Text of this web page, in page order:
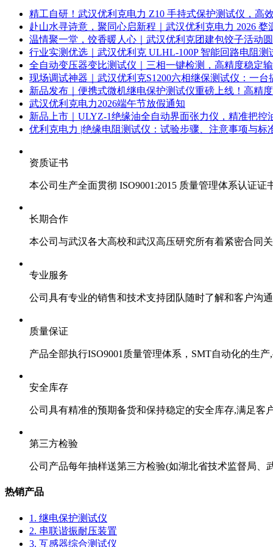
精工自研！武汉优利克电力 Z10 手持式保护测试仪，高
赴山水寻诗意，聚同心启新程｜武汉优利克电力 2026 婺
温情聚一堂，饺香暖人心｜武汉优利克团建包饺子活动
行业实测优选｜武汉优利克 ULHL-100P 智能回路电阻测
全自动变压器变比测试仪｜三相一键检测，高精度稳定
现场调试神器｜武汉优利克S1200六相继保测试仪：一
新品发布｜便携式微机继电保护测试仪重磅上线！高精
武汉优利克电力2026端午节放假通知
新品上市｜ULYZ-1绝缘油全自动界面张力仪，精准把控
优利克电力 |绝缘电阻测试仪：试验步骤、注意事项与标
资质证书
本公司生产全面贯彻 ISO9001:2015 质量管理体系认证
长期合作
本公司与武汉各大高校和武汉高压研究所有着紧密合同
专业服务
公司具有专业的销售和技术支持团队随时了解和客户沟
质量保证
产品全部执行ISO9001质量管理体系，SMT自动化的生
安全库存
公司具有精准的预期备货和保持稳定的安全库存,满足客
第三方检验
公司产品每年抽样送第三方检验(如湖北省技术监督局
热销产品
1. 继电保护测试仪
2. 串联谐振耐压装置
3. 互感器综合测试仪